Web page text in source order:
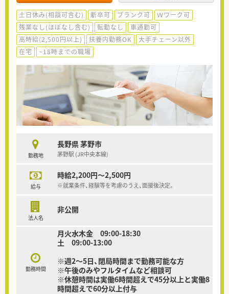
土日休み(相談可含む) 新卒可 ブランク可
Ｗワーク可
残業なし(ほぼなし含む)
転勤なし
車通勤可
高時給(2,500円以上)
扶養内勤務OK
大手チェーン以外
在宅
~18時までの職場
勤務地
長野県 茅野市
茅野駅 (JR中央本線)
給与
時給2,200円～2,500円
※就業条件、経験等を考慮のうえ、面接後決定。
法人名
非公開
勤務時間
月火水木金 09:00-18:30
土 09:00-13:00
※週2～5日、閉局時間まで勤務可能な方
※午後のみやフルタイムなど相談可
※休憩時間は実働6時間超えで45分以上と実働8
時間超えで60分以上付与